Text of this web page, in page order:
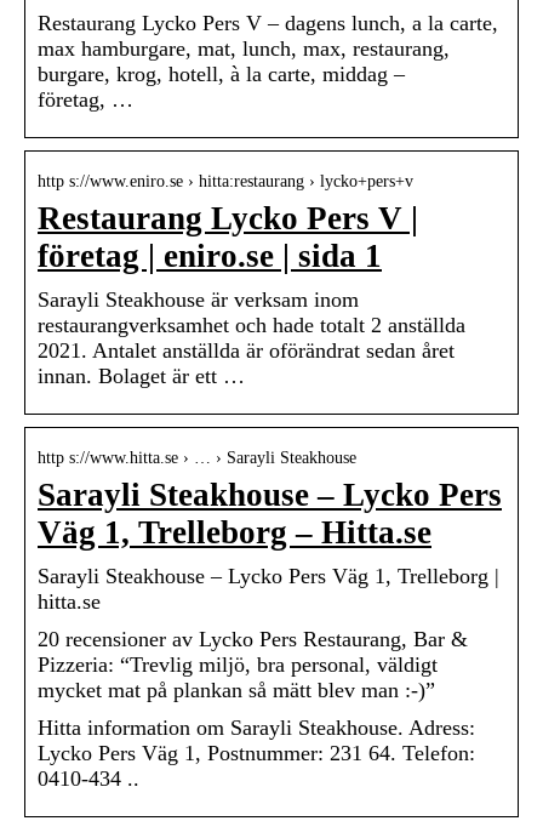
Restaurang Lycko Pers V – dagens lunch, a la carte,
max hamburgare, mat, lunch, max, restaurang,
burgare, krog, hotell, à la carte, middag –
företag, …
http s://www.eniro.se › hitta:restaurang › lycko+pers+v
Restaurang Lycko Pers V |
företag | eniro.se | sida 1
Sarayli Steakhouse är verksam inom
restaurangverksamhet och hade totalt 2 anställda
2021. Antalet anställda är oförändrat sedan året
innan. Bolaget är ett …
http s://www.hitta.se › … › Sarayli Steakhouse
Sarayli Steakhouse – Lycko Pers
Väg 1, Trelleborg – Hitta.se
Sarayli Steakhouse – Lycko Pers Väg 1, Trelleborg |
hitta.se
20 recensioner av Lycko Pers Restaurang, Bar &
Pizzeria: “Trevlig miljö, bra personal, väldigt
mycket mat på plankan så mätt blev man :-)”
Hitta information om Sarayli Steakhouse. Adress:
Lycko Pers Väg 1, Postnummer: 231 64. Telefon:
0410-434 ..